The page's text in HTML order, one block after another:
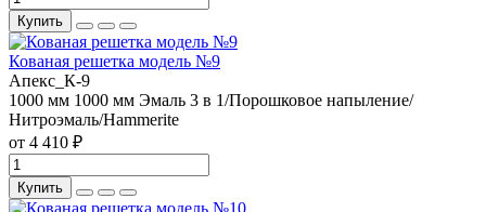
Купить
Кованая решетка модель №9
Апекс_К-9
1000 мм 1000 мм Эмаль 3 в 1/Порошковое напыление/
Нитроэмаль/Hammerite
от 4 410 ₽
Купить